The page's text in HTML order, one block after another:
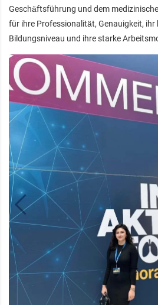
Geschäftsführung und dem
für ihre Professionalität, Genauigkeit, ihr
Bildungsniveau und ihre starke